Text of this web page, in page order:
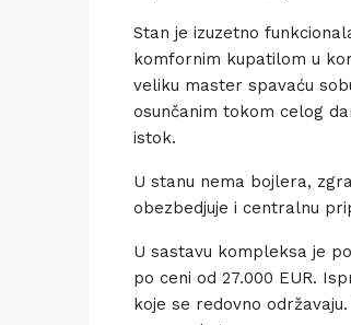
Stan je izuzetno
komfornim kupatilom u
veliku master spavaću
osunčanim tokom celog
istok.
U stanu nema bojlera,
obezbedjuje i centralnu
U sastavu kompleksa je
po ceni od 27.000 EUR.
koje se redovno